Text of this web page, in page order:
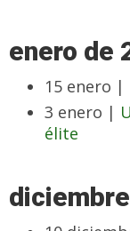
enero de
15 enero |
3 enero |
élite